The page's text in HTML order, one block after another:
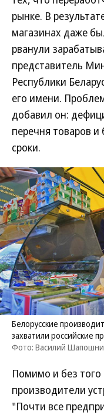
рынке. В
магазинах даже
рванули
представитель
Республики
его имени.
добавил он:
перечня товаров
сроки.
Белорусские
захватили российские
Фото: Василий
Помимо и без того
производители
"Почти все